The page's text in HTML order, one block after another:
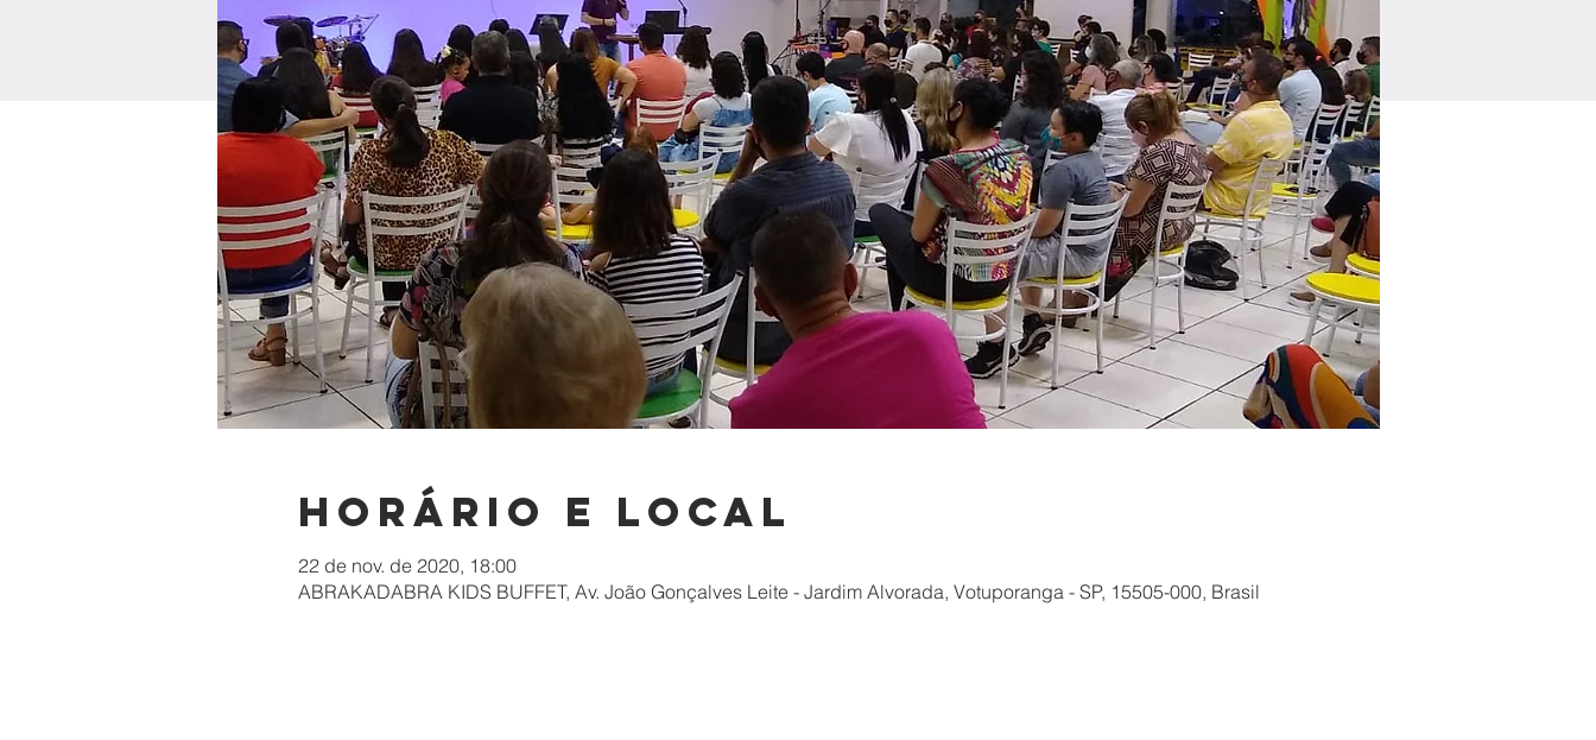
Horário e local
22 de nov. de 2020, 18:00
ABRAKADABRA KIDS BUFFET, Av. João Gonçalves Leite - Jardim Alvorada, Votuporanga - SP, 15505-000, Brasil